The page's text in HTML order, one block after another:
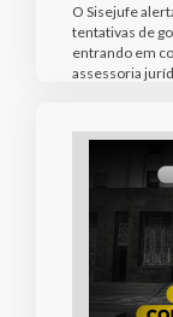
O Sisejufe
tentativas de
entrando em
assessoria